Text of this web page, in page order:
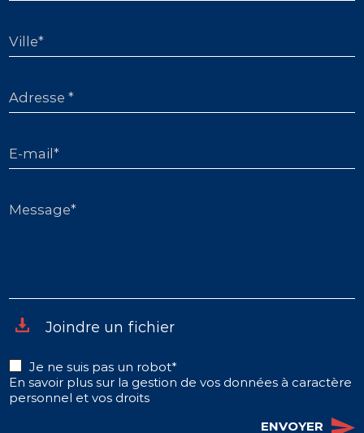
Ville*
Adresse *
E-mail*
Message*
Joindre un fichier
Je ne suis pas un robot*
En savoir plus sur la gestion de vos données à caractère
personnel et vos droits
ENVOYER